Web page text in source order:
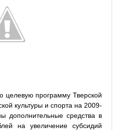
целевую программу Тверской
культуры и спорта на 2009-
дополнительные средства в
на увеличение субсидий